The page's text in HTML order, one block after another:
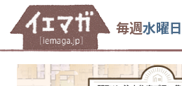
毎週水曜日